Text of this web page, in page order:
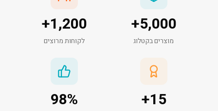
5,000
+
מוצרים בקטלוג
1,200
+
לקוחות מרוצים
15
+
98%